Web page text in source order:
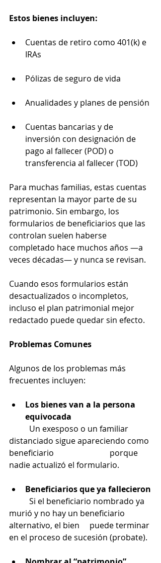
Estos bienes incluyen:
Cuentas de retiro como 401(k) e
IRAs
Pólizas de seguro de vida
Anualidades y planes de pensión
Cuentas bancarias y de
inversión con designación de
pago al fallecer (POD) o
transferencia al fallecer (TOD)
Para muchas familias, estas cuentas
representan la mayor parte de su
patrimonio. Sin embargo, los
formularios de beneficiarios que las
controlan suelen haberse
completado hace muchos años —a
veces décadas— y nunca se revisan.
Cuando esos formularios están
desactualizados o incompletos,
incluso el plan patrimonial mejor
redactado puede quedar sin efecto.
Problemas Comunes
Algunos de los problemas más
frecuentes incluyen:
Los bienes van a la persona
equivocada
distanciado sigue apareciendo como
beneficiario 			porque
nadie actualizó el formulario.
Beneficiarios que ya fallecieron
murió y no hay un beneficiario
alternativo, el bien 	puede terminar
en el proceso de sucesión (probate).